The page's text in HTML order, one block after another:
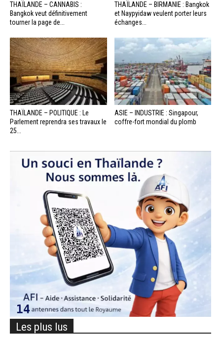
THAÏLANDE – CANNABIS :
Bangkok veut définitivement
tourner la page de...
THAÏLANDE – BIRMANIE : Bangkok
et Naypyidaw veulent porter leurs
échanges...
THAÏLANDE – POLITIQUE : Le
Parlement reprendra ses travaux le
25...
ASIE – INDUSTRIE : Singapour,
coffre-fort mondial du plomb
Les plus lus